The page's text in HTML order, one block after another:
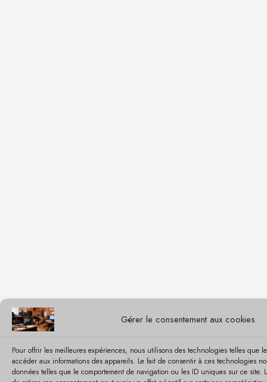
Gérer le consentement aux cookies
Pour offrir les meilleures expériences, nous utilisons des technologies telles que
accéder aux informations des appareils. Le fait de consentir à ces technologies
données telles que le comportement de navigation ou les ID uniques sur ce site.